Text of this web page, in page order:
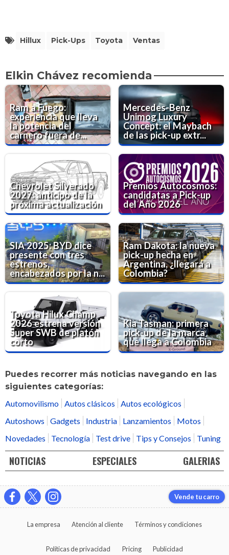
Hillux Pick-Ups Toyota Ventas
Elkin Chávez recomienda
Ram a Fuego:
experiencia que lleva
la potencia del
carnero fuera de...
Mercedes-Benz
Unimog Luxury
Concept: el Maybach
de las pick-up extr...
Chevrolet Silverado
2027: anticipo de la
próxima actualización
Premios Autocosmos:
candidatas a Pick-up
del Año 2026
SIA 2025: BYD dice
presente con tres
estrenos,
encabezados por la n...
Ram Dakota: la nueva
pick-up hecha en
Argentina, ¿llegará a
Colombia?
Toyota Hilux Champ
2026 estrena versión
Super SWB de platón
corto
Kia Tasman: primera
pick-up de la marca
que llega a Colombia
Puedes recorrer más noticias navegando en las
siguientes categorías:
Automovilismo
Autos clásicos
Autos ecológicos
Autoshows
Gadgets Industria Lanzamientos
Motos
Novedades
Tecnología Test drive Tips y Consejos Tuning
NOTICIAS ESPECIALES GALERIAS
Vende tu carro
La empresa Atención al cliente Términos y condiciones
Políticas de privacidad Pricing Publicidad